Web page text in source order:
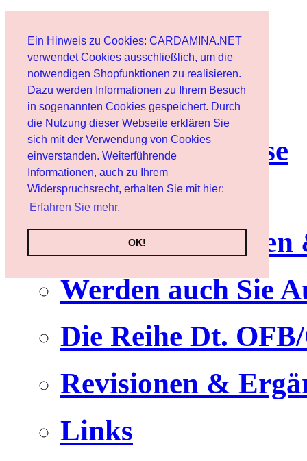
Ein Hinweis zu Cookies: CARDAMINA.NET
verwendet Cookies ausschließlich, um die
notwendigen Shopfunktionen zu realisieren.
Dazu werden Informationen zu Ihrem Besuch
in sogenannten Cookies gespeichert. Durch
die Nutzung dieser Webseite erklären Sie
sich mit der Verwendung von Cookies
einverstanden. Weiterführende
Informationen, auch zu Ihrem
Widerspruchsrecht, erhalten Sie mit hier:
Erfahren Sie mehr.
OK!
Benutzer
Newsletter
Nutzungshinweise
Service
Werden auch Sie
Die Reihe Dt.
Revisionen &
Links